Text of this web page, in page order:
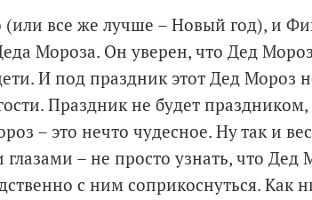
(или все же лучше – Новый год), и
Мороза. Он уверен, что Дед
И под праздник этот Дед Мороз
Праздник не будет
– это нечто чудесное. Ну так и
– не просто узнать, что
с ним соприкоснуться. Как